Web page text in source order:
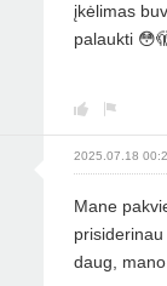
įkėlimas
palaukti
2025.07.18
Mane
daug,